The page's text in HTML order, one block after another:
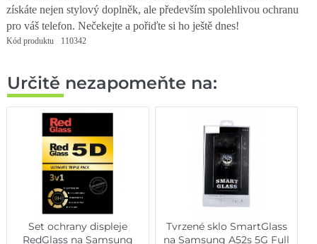
získáte nejen stylový doplněk, ale především spolehlivou ochranu
pro váš telefon. Nečekejte a pořiďte si ho ještě dnes!
Kód produktu 110342
Určitě nezapomeňte na:
Set ochrany displeje
RedGlass na Samsung
Tvrzené sklo SmartGlass
na Samsung A52s 5G Full